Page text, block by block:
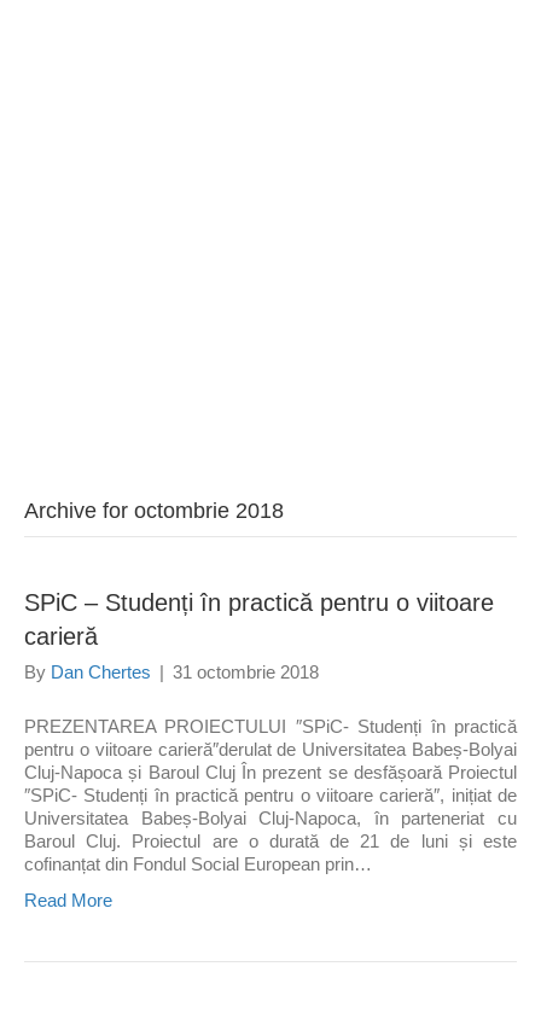
Archive for octombrie 2018
SPiC – Studenți în practică pentru o viitoare
carieră
By Dan Chertes | 31 octombrie 2018
PREZENTAREA PROIECTULUI ″SPiC- Studenți în practică
pentru o viitoare carieră″derulat de Universitatea Babeș-Bolyai
Cluj-Napoca și Baroul Cluj În prezent se desfășoară Proiectul
″SPiC- Studenți în practică pentru o viitoare carieră″, inițiat de
Universitatea Babeș-Bolyai Cluj-Napoca, în parteneriat cu
Baroul Cluj. Proiectul are o durată de 21 de luni și este
cofinanțat din Fondul Social European prin…
Read More